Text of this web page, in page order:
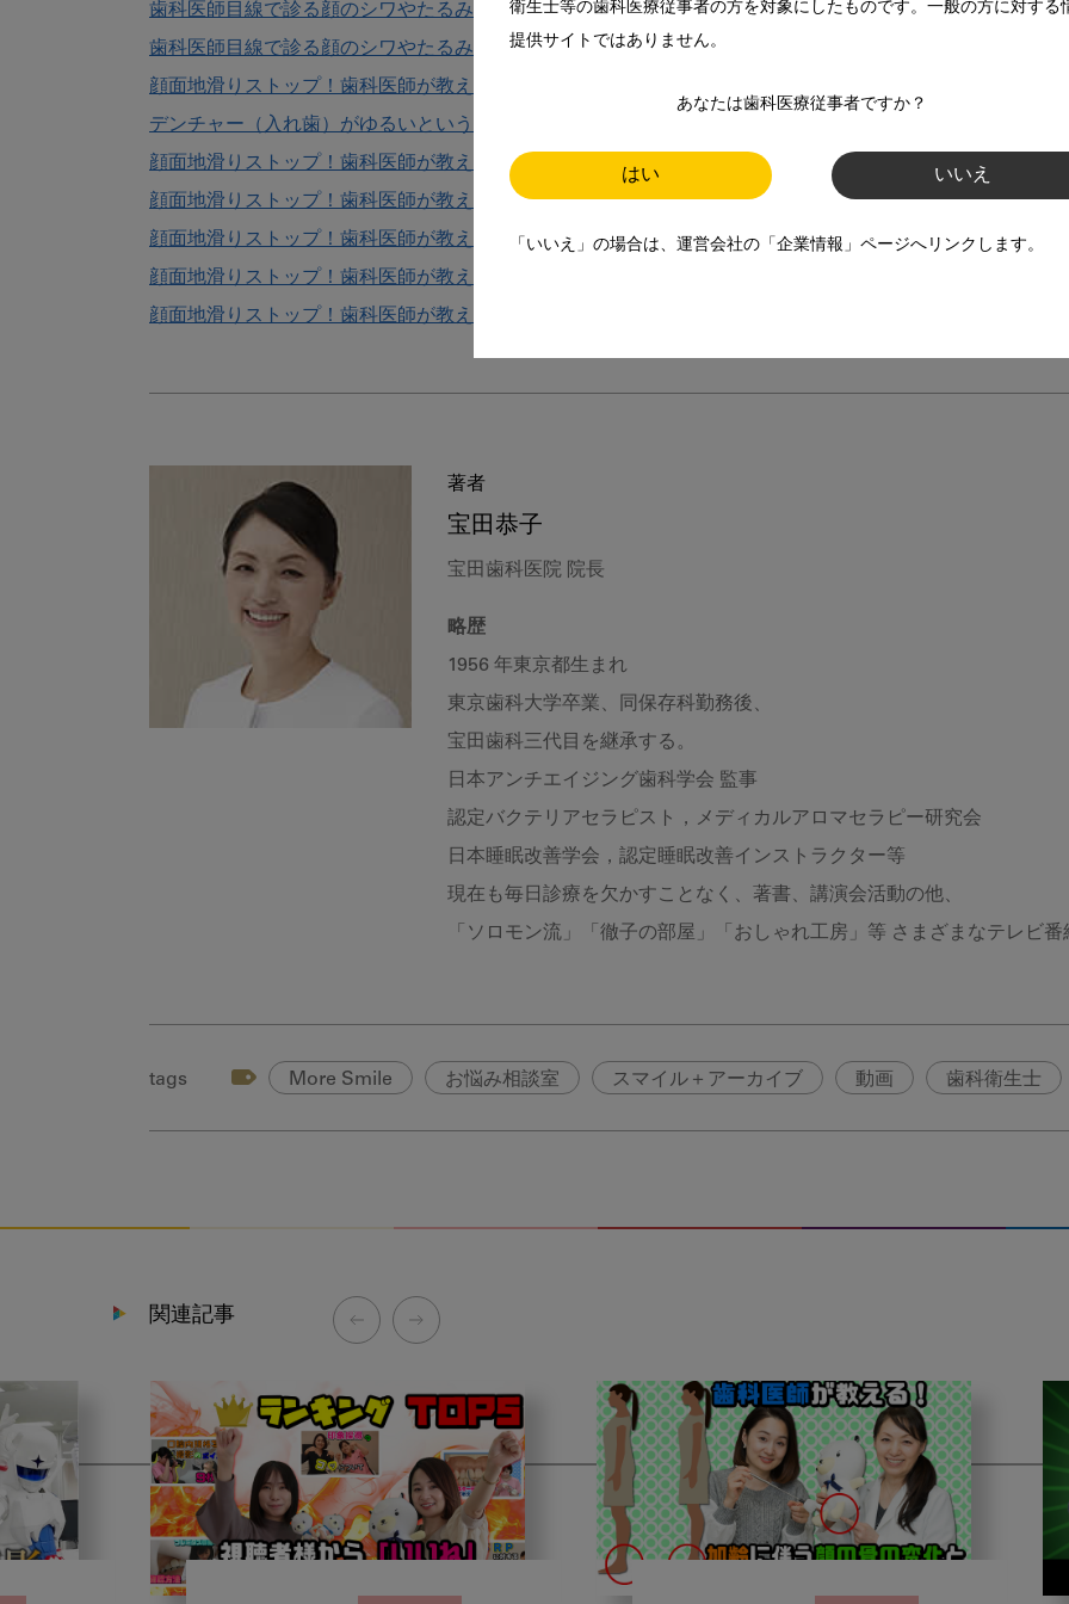
衛生士等の歯科医療従事者の方を対象にしたものです。一般の方に対する
提供サイトではありません。
あなたは歯科医療従事者ですか？
はい いいえ
「いいえ」の場合は、運営会社の「企業情報」ページへリンクします。
歯科医師目線で診る顔のシワやたるみの原因！「顔面地滑り」が進行している！？【前編】
歯科医師目線で診る顔のシワやたるみの原因！「顔面地滑り」が進行している！？【後編】
顔面地滑りストップ！歯科医師が教える！ 目元のくぼみの原因とシワ予防のポイント！
デンチャー（入れ歯）がゆるいという患者さんに対して上手く返答する方法
顔面地滑りストップ！歯科医師が教える！加齢に伴う顔の骨の変化と予防のポイント！
顔面地滑りストップ！歯科医師が教える！加齢に伴う顔の骨の変化と予防のポイント！【エクササイズ編】
顔面地滑りストップ！歯科医師が教える！ほうれい線ができる原因と予防方法のポイント！
顔面地滑りストップ！歯科医師が教える！ほうれい線ができる原因と予防方法のポイント！【エクササイズ
顔面地滑りストップ！歯科医師が教える！低位舌の予防のポイント！【エクササイズ編】
著者
宝田恭子
宝田歯科医院 院長
略歴
1956 年東京都生まれ
東京歯科大学卒業、同保存科勤務後、
宝田歯科三代目を継承する。
日本アンチエイジング歯科学会 監事
認定バクテリアセラピスト，メディカルアロマセラピー研究会
日本睡眠改善学会，認定睡眠改善インストラクター等
現在も毎日診療を欠かすことなく、著書、講演会活動の他、
「ソロモン流」「徹子の部屋」「おしゃれ工房」等 さまざまなテレビ番
tags More Smile お悩み相談室 スマイル＋アーカイブ 動画 歯科衛生士
関連記事